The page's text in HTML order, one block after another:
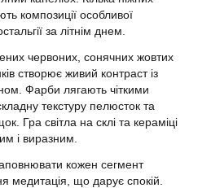
композиції особливої
за літнім днем.
червоних, сонячних жовтих
створює живий контраст із
Фарби лягають чіткими
текстуру пелюсток та
Гра світла на склі та кераміці
і виразним.
кожен сегмент
що дарує спокій.